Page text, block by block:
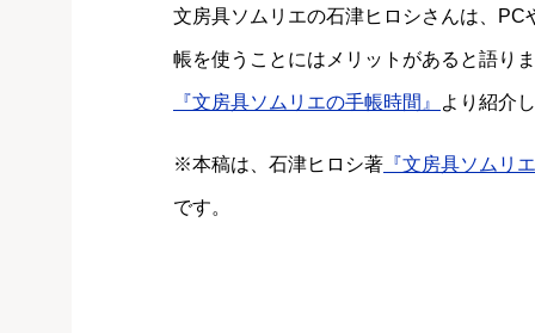
文房具ソムリエの石津ヒロシさんは、
帳を使うことにはメリットがあると語り
『文房具ソムリエの手帳時間』 より紹介
※本稿は、石津ヒロシ著 『文房具ソムリ
です。